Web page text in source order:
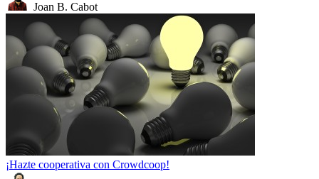
Joan B. Cabot
¡Hazte cooperativa con Crowdcoop!